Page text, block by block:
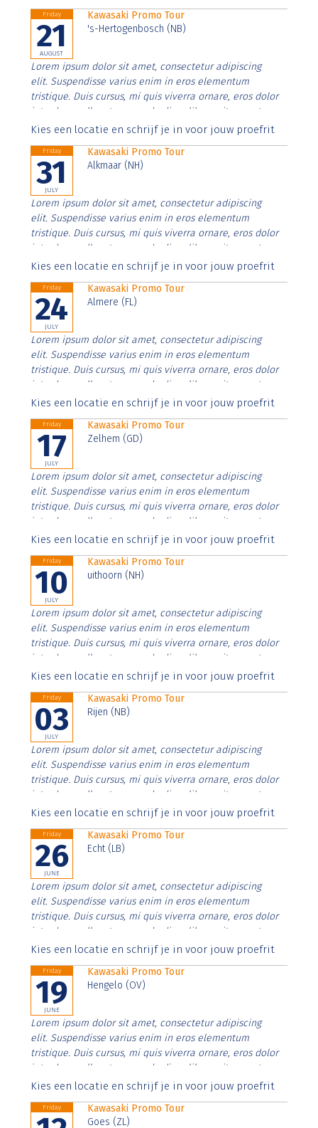
Friday
21
AUGUST
Kawasaki Promo Tour
's-Hertogenbosch (NB)
Lorem ipsum dolor sit amet, consectetur adipiscing
elit. Suspendisse varius enim in eros elementum
tristique. Duis cursus, mi quis viverra ornare, eros dolor
interdum nulla, ut commodo diam libero vitae erat.
Aenean faucibus nibh et justo cursus id rutrum lorem
Kies een locatie en schrijf je in voor jouw proefrit
Friday
31
JULY
Kawasaki Promo Tour
Alkmaar (NH)
Lorem ipsum dolor sit amet, consectetur adipiscing
elit. Suspendisse varius enim in eros elementum
tristique. Duis cursus, mi quis viverra ornare, eros dolor
interdum nulla, ut commodo diam libero vitae erat.
Aenean faucibus nibh et justo cursus id rutrum lorem
Kies een locatie en schrijf je in voor jouw proefrit
Friday
24
JULY
Kawasaki Promo Tour
Almere (FL)
Lorem ipsum dolor sit amet, consectetur adipiscing
elit. Suspendisse varius enim in eros elementum
tristique. Duis cursus, mi quis viverra ornare, eros dolor
interdum nulla, ut commodo diam libero vitae erat.
Aenean faucibus nibh et justo cursus id rutrum lorem
Kies een locatie en schrijf je in voor jouw proefrit
Friday
17
JULY
Kawasaki Promo Tour
Zelhem (GD)
Lorem ipsum dolor sit amet, consectetur adipiscing
elit. Suspendisse varius enim in eros elementum
tristique. Duis cursus, mi quis viverra ornare, eros dolor
interdum nulla, ut commodo diam libero vitae erat.
Aenean faucibus nibh et justo cursus id rutrum lorem
Kies een locatie en schrijf je in voor jouw proefrit
Friday
10
JULY
Kawasaki Promo Tour
uithoorn (NH)
Lorem ipsum dolor sit amet, consectetur adipiscing
elit. Suspendisse varius enim in eros elementum
tristique. Duis cursus, mi quis viverra ornare, eros dolor
interdum nulla, ut commodo diam libero vitae erat.
Aenean faucibus nibh et justo cursus id rutrum lorem
Kies een locatie en schrijf je in voor jouw proefrit
Friday
03
JULY
Kawasaki Promo Tour
Rijen (NB)
Lorem ipsum dolor sit amet, consectetur adipiscing
elit. Suspendisse varius enim in eros elementum
tristique. Duis cursus, mi quis viverra ornare, eros dolor
interdum nulla, ut commodo diam libero vitae erat.
Aenean faucibus nibh et justo cursus id rutrum lorem
Kies een locatie en schrijf je in voor jouw proefrit
Friday
26
JUNE
Kawasaki Promo Tour
Echt (LB)
Lorem ipsum dolor sit amet, consectetur adipiscing
elit. Suspendisse varius enim in eros elementum
tristique. Duis cursus, mi quis viverra ornare, eros dolor
interdum nulla, ut commodo diam libero vitae erat.
Aenean faucibus nibh et justo cursus id rutrum lorem
Kies een locatie en schrijf je in voor jouw proefrit
Friday
19
JUNE
Kawasaki Promo Tour
Hengelo (OV)
Lorem ipsum dolor sit amet, consectetur adipiscing
elit. Suspendisse varius enim in eros elementum
tristique. Duis cursus, mi quis viverra ornare, eros dolor
interdum nulla, ut commodo diam libero vitae erat.
Aenean faucibus nibh et justo cursus id rutrum lorem
Kies een locatie en schrijf je in voor jouw proefrit
Friday
Kawasaki Promo Tour
Goes (ZL)